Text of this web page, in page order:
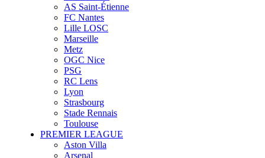
AS Saint-Étienne
FC Nantes
Lille LOSC
Marseille
Metz
OGC Nice
PSG
RC Lens
Lyon
Strasbourg
Stade Rennais
Toulouse
PREMIER LEAGUE
Aston Villa
Arsenal